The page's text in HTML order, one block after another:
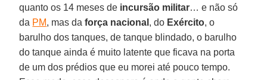
quanto os 14 meses de incursão militar… e não só
da PM, mas daforça nacional , do Exército, o
barulho dos tanques, de tanque blindado, o barulho
do tanque ainda é muito latente que ficava na porta
de um dos prédios que eu morei até pouco tempo.